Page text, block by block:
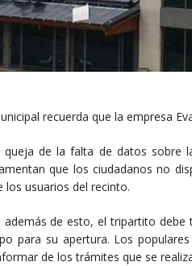
recuerda que la empresa
queja de la falta de datos
que los ciudadanos no
los usuarios del recinto.
de esto, el tripartito
para su apertura. Los
de los trámites que se